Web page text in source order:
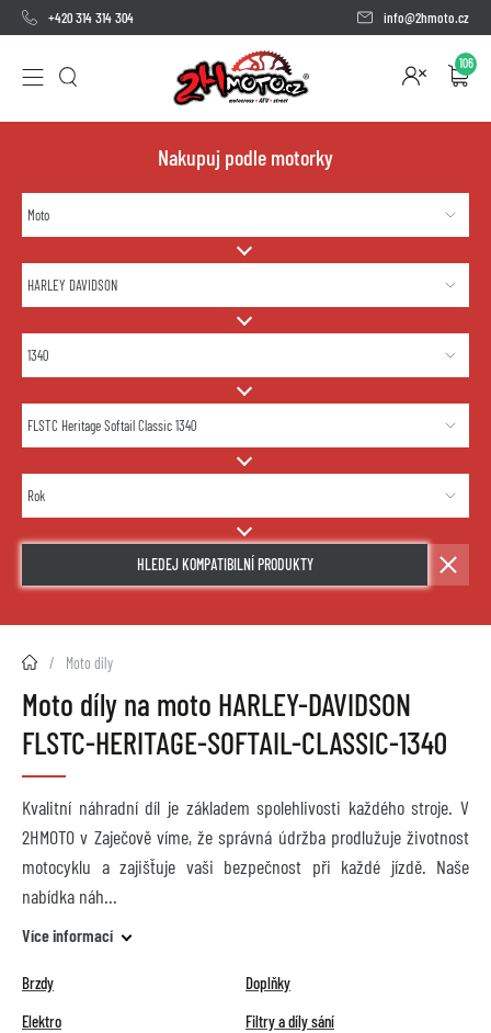
+420 314 314 304 info@2hmoto.cz
106
Nakupuj podle motorky
HLEDEJ KOMPATIBILNÍ PRODUKTY
2HMOTO.cz Moto díly
Moto díly na moto HARLEY-DAVIDSON
FLSTC-HERITAGE-SOFTAIL-CLASSIC-1340
Kvalitní náhradní díl je základem spolehlivosti každého stroje. V
2HMOTO v Zaječově víme, že správná údržba prodlužuje životnost
motocyklu a zajišťuje vaši bezpečnost při každé jízdě. Naše
nabídka náh
Více informací
Brzdy
Doplňky
Elektro
Filtry a díly sání